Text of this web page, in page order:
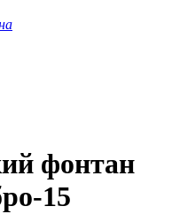
фонтан
15